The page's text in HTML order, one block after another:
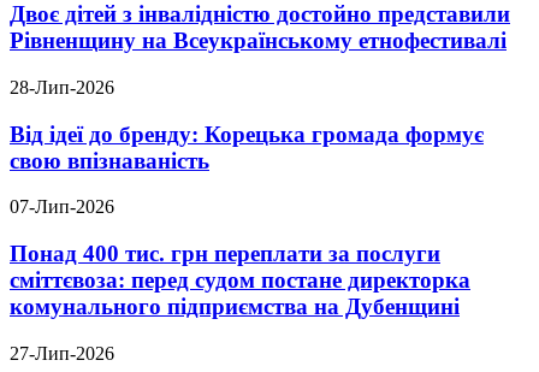
Двоє дітей з інвалідністю достойно представили
Рівненщину на Всеукраїнському етнофестивалі
28-Лип-2026
Від ідеї до бренду: Корецька громада формує
свою впізнаваність
07-Лип-2026
Понад 400 тис. грн переплати за послуги
сміттєвоза: перед судом постане директорка
комунального підприємства на Дубенщині
27-Лип-2026